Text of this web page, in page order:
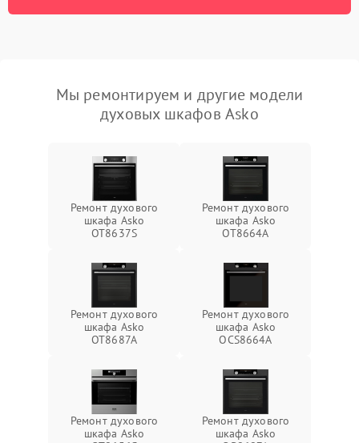
Мы ремонтируем и другие модели
духовых шкафов Asko
Ремонт духового
шкафа Asko
OT8637S
Ремонт духового
шкафа Asko
OT8664A
Ремонт духового
шкафа Asko
OT8687A
Ремонт духового
шкафа Asko
OCS8664A
Ремонт духового
шкафа Asko
Ремонт духового
шкафа Asko